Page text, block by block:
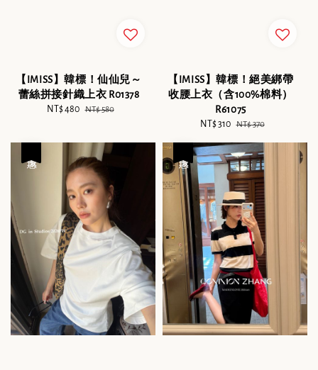
【IMISS】韓標！仙仙兒～
蕾絲拼接針織上衣 R01378
Sale
NT$ 480 Regular
NT$ 580
【IMISS】韓標！絕美綁帶
收腰上衣（含100%棉料）
R61075
Sale
NT$ 310 Regular
NT$ 370